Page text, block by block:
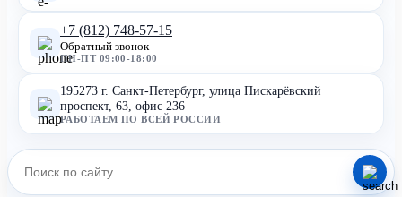
+7 (812) 748-57-15
Обратный звонок
ПН-ПТ 09:00-18:00
195273 г. Санкт-Петербург, улица Пискарёвский
проспект, 63, офис 236
РАБОТАЕМ ПО ВСЕЙ РОССИИ